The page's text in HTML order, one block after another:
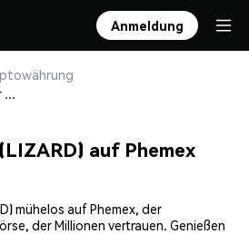
Anmeldung
Lizard (LIZARD) sicher kaufen und speichern
auf Phemex
mühelos auf Phemex, der
der Millionen vertrauen. Genießen